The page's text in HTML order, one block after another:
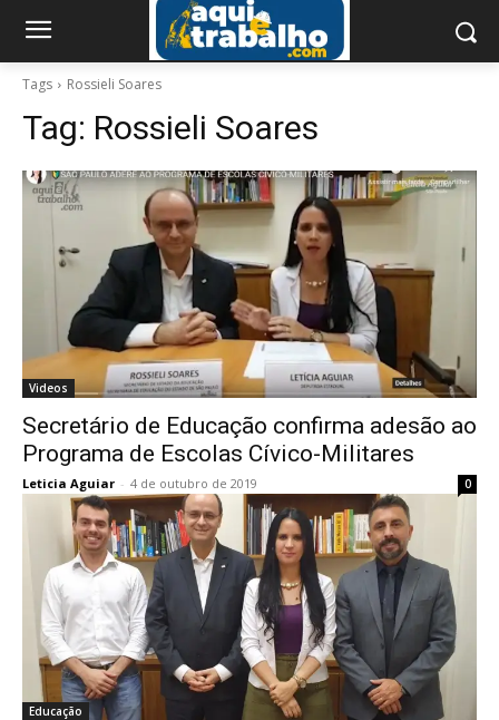
Tags Rossieli Soares
Tag: Rossieli Soares
Videos
Secretário de Educação confirma adesão ao
Programa de Escolas Cívico-Militares
Leticia Aguiar - 4 de outubro de 2019 0
Educação